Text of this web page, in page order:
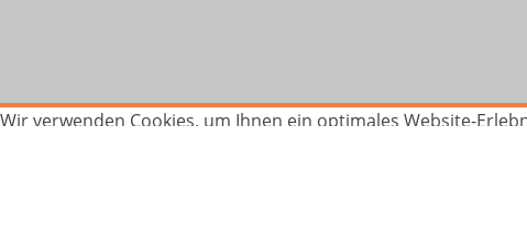
Wir verwenden Cookies, um Ihnen ein optimales Website-